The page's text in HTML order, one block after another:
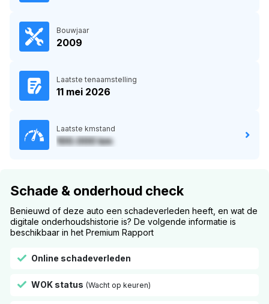
Bouwjaar
2009
Laatste tenaamstelling
11 mei 2026
Laatste kmstand
100.000 km
Schade & onderhoud check
Benieuwd of deze auto een schadeverleden heeft, en wat de
digitale onderhoudshistorie is? De volgende informatie is
beschikbaar in het Premium Rapport
Online schadeverleden
WOK status (Wacht op keuren)